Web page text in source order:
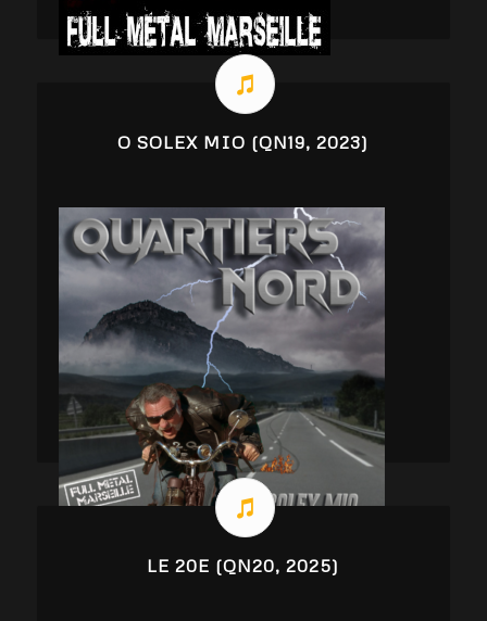
O SOLEX MIO (QN19, 2023)
LE 20E (QN20, 2025)